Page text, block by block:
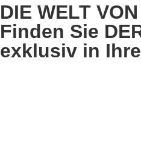
DIE WELT
Finden Sie
exklusiv in